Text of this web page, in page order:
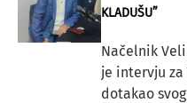
KLADUŠU”
Načelnik
je intervju za
dotakao